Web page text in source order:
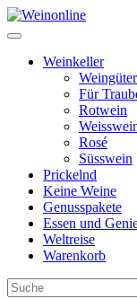
Weinkeller
Weingüter
Für
Rotwein
Rosé
Süsswein
Prickelnd
Keine Weine
Genusspakete
Essen und
Weltreise
Warenkorb